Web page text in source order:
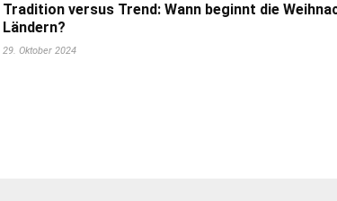
Tradition versus Trend: Wann beginnt die
Ländern?
29. Oktober 2024